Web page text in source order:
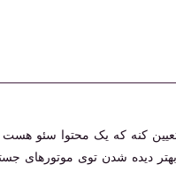
کنه که یک محتوا سئو
دیده شدن توی موتورهای